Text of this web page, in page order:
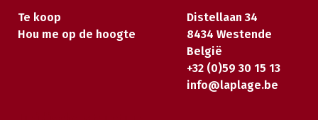
Te koop
Hou me op de hoogte
Distellaan 34
8434 Westende
België
+32 (0)59 30 15 13
info@laplage.be